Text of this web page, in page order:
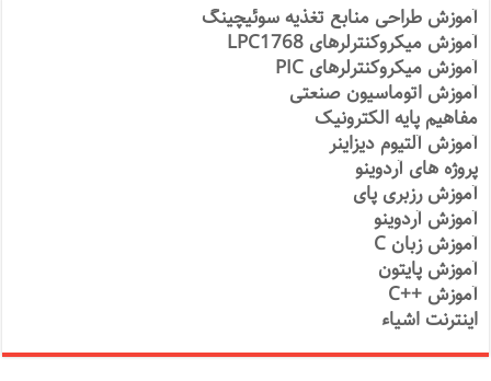
آموزش طراحی منابع تغذیه سوئیچینگ
آموزش میکروکنترلرهای LPC1768
آموزش میکروکنترلرهای PIC
آموزش اتوماسیون صنعتی
مفاهیم پایه الکترونیک
آموزش آلتیوم دیزاینر
پروژه های آردوینو
آموزش رزبری پای
آموزش آردوینو
آموزش زبان C
آموزش پایتون
آموزش ++C
اینترنت اشیاء